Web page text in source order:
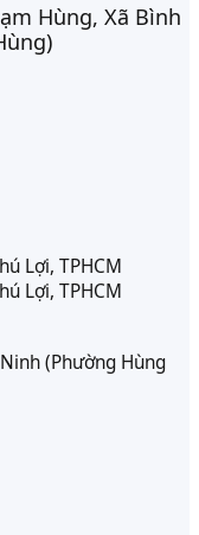
Hùng, Xã Bình
Lợi, TPHCM
Lợi, TPHCM
(Phường Hùng